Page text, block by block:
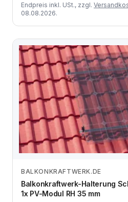
Endpreis inkl. USt., zzgl.
08.08.2026.
Zum
BALKONKRAFTWERK.DE
Balkonkraftwerk-Halterung
1x PV-Modul RH 35 mm